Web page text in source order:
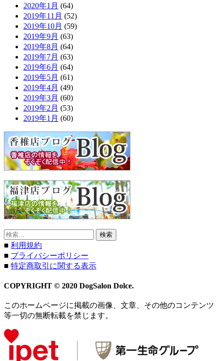
2020年1月 (64)
2019年11月 (52)
2019年10月 (59)
2019年9月 (63)
2019年8月 (64)
2019年7月 (63)
2019年6月 (64)
2019年5月 (61)
2019年4月 (49)
2019年3月 (60)
2019年2月 (53)
2019年1月 (60)
検
索:
■ 利用規約
■ プライバシーポリシー
■ 特定商取引に関する表示
COPYRIGHT © 2020 DogSalon Dolce.
このホームページに掲載の画像、文章、その他のコンテンツ
等一切の無断転載を禁じます。